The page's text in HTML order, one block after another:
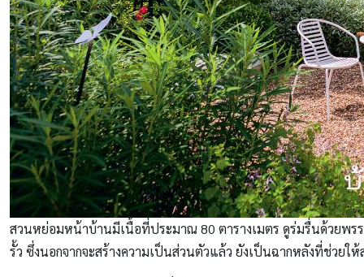
สวนหย่อมหน้าบ้านมีเนื้อที่ประมาณ 80 ตารางเมตร ดูร่มรื่นด้วยพ
รั้ว ซึ่งนอกจากจะสร้างความเป็นส่วนตัวแล้ว ยังเป็นฉากหลังที่ช่วยใ